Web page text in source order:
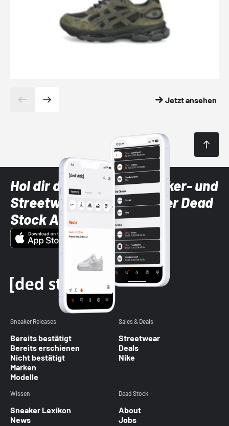
Jetzt ansehen
Hol dir die neuesten Sneaker- und
Streetwear-Brands mit der Dead
Stock App
Sneaker Releases
Bereits bestätigt
Bereits erschienen
Nicht bestätigt
Marken
Modelle
Sales & Deals
Streetwear
Deals
Nike
Wissen
Sneaker Lexikon
News
Dead Stock
About
Jobs